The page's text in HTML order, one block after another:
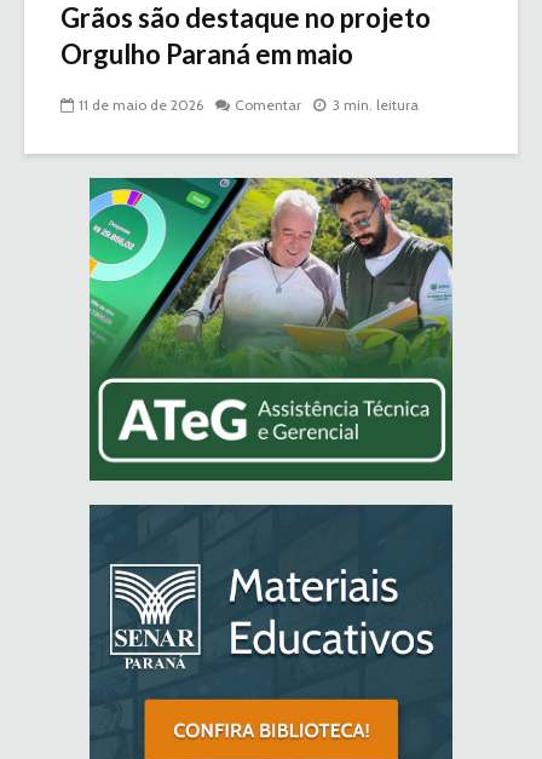
Grãos são destaque no projeto
Orgulho Paraná em maio
11 de maio de 2026 Comentar 3 min. leitura